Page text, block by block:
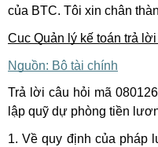
của BTC. Tôi xin chân
Cục Quản lý kế toán trả
Nguồn: Bộ tài chính
Trả lời câu hỏi mã
lập quỹ dự phòng tiền
1. Về quy định của pháp